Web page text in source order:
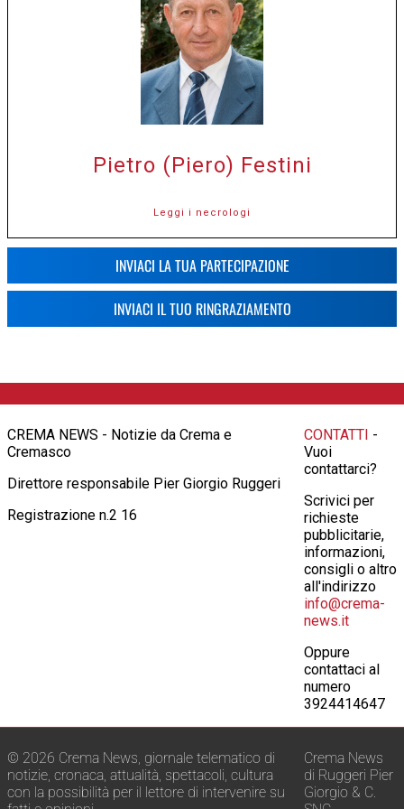
Pietro (Piero) Festini
Leggi i necrologi
INVIACI LA TUA PARTECIPAZIONE
INVIACI IL TUO RINGRAZIAMENTO
CREMA NEWS - Notizie da Crema e
Cremasco
Direttore responsabile Pier Giorgio Ruggeri
Registrazione n.2 16
CONTATTI -
Vuoi
contattarci?
Scrivici per
richieste
pubblicitarie,
informazioni,
consigli o altro
all'indirizzo
info@crema-
news.it
Oppure
contattaci al
numero
3924414647
© 2026 Crema News, giornale telematico di
notizie, cronaca, attualità, spettacoli, cultura
con la possibilità per il lettore di intervenire su
Crema News
di Ruggeri Pier
Giorgio & C.